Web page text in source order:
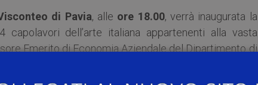
di Pavia, alle ore 18.00, verrà inaugurata la
capolavori dell’arte italiana appartenenti alla vasta
Emerito di Economia Aziendale del Dipartimento di
Pavia.